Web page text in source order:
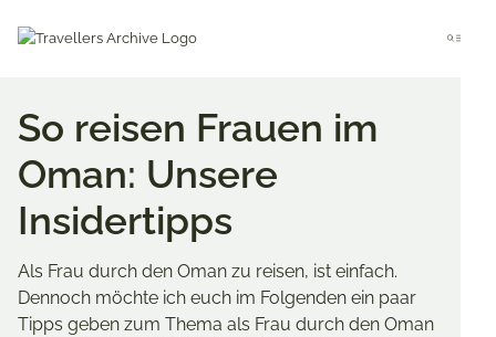
Menu
So reisen Frauen im
Oman: Unsere
Insidertipps
Als Frau durch den Oman zu reisen, ist einfach.
Dennoch möchte ich euch im Folgenden ein paar
Tipps geben zum Thema als Frau durch den Oman